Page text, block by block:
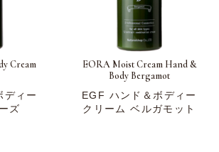
Cream
ディー
ズ
EORA Moist Cream Hand &
Body Bergamot
EGF ハンド＆ボディー
クリーム ベルガモット